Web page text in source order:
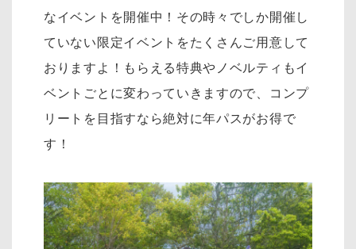
なイベントを開催中！その時々でしか開催し
ていない限定イベントをたくさんご用意して
おりますよ！もらえる特典やノベルティもイ
ベントごとに変わっていきますので、コンプ
リートを目指すなら絶対に年パスがお得で
す！